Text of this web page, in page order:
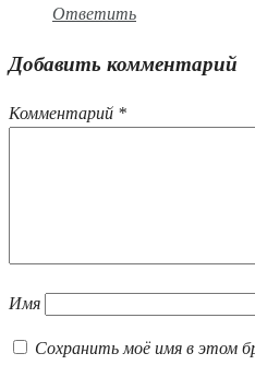
Ответить
Добавить комментарий
Комментарий *
Имя
Сохранить моё имя в этом